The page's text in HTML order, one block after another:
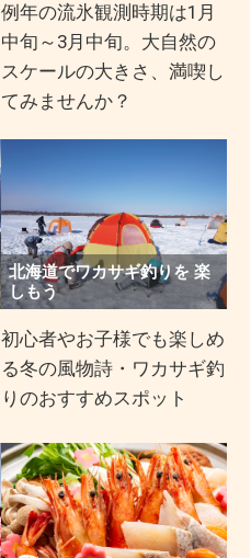
例年の流氷観測時期は1月
中旬～3月中旬。大自然の
スケールの大きさ、満喫し
てみませんか？
北海道でワカサギ釣りを 楽
しもう
初心者やお子様でも楽しめ
る冬の風物詩・ワカサギ釣
りのおすすめスポット